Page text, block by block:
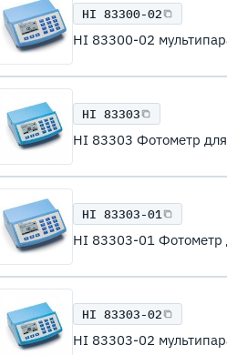
HI 83300-02
HI 83300-02
HI 83303
HI 83303 Фотометр для
HI 83303-01
HI 83303-01 Фотометр
HI 83303-02
HI 83303-02